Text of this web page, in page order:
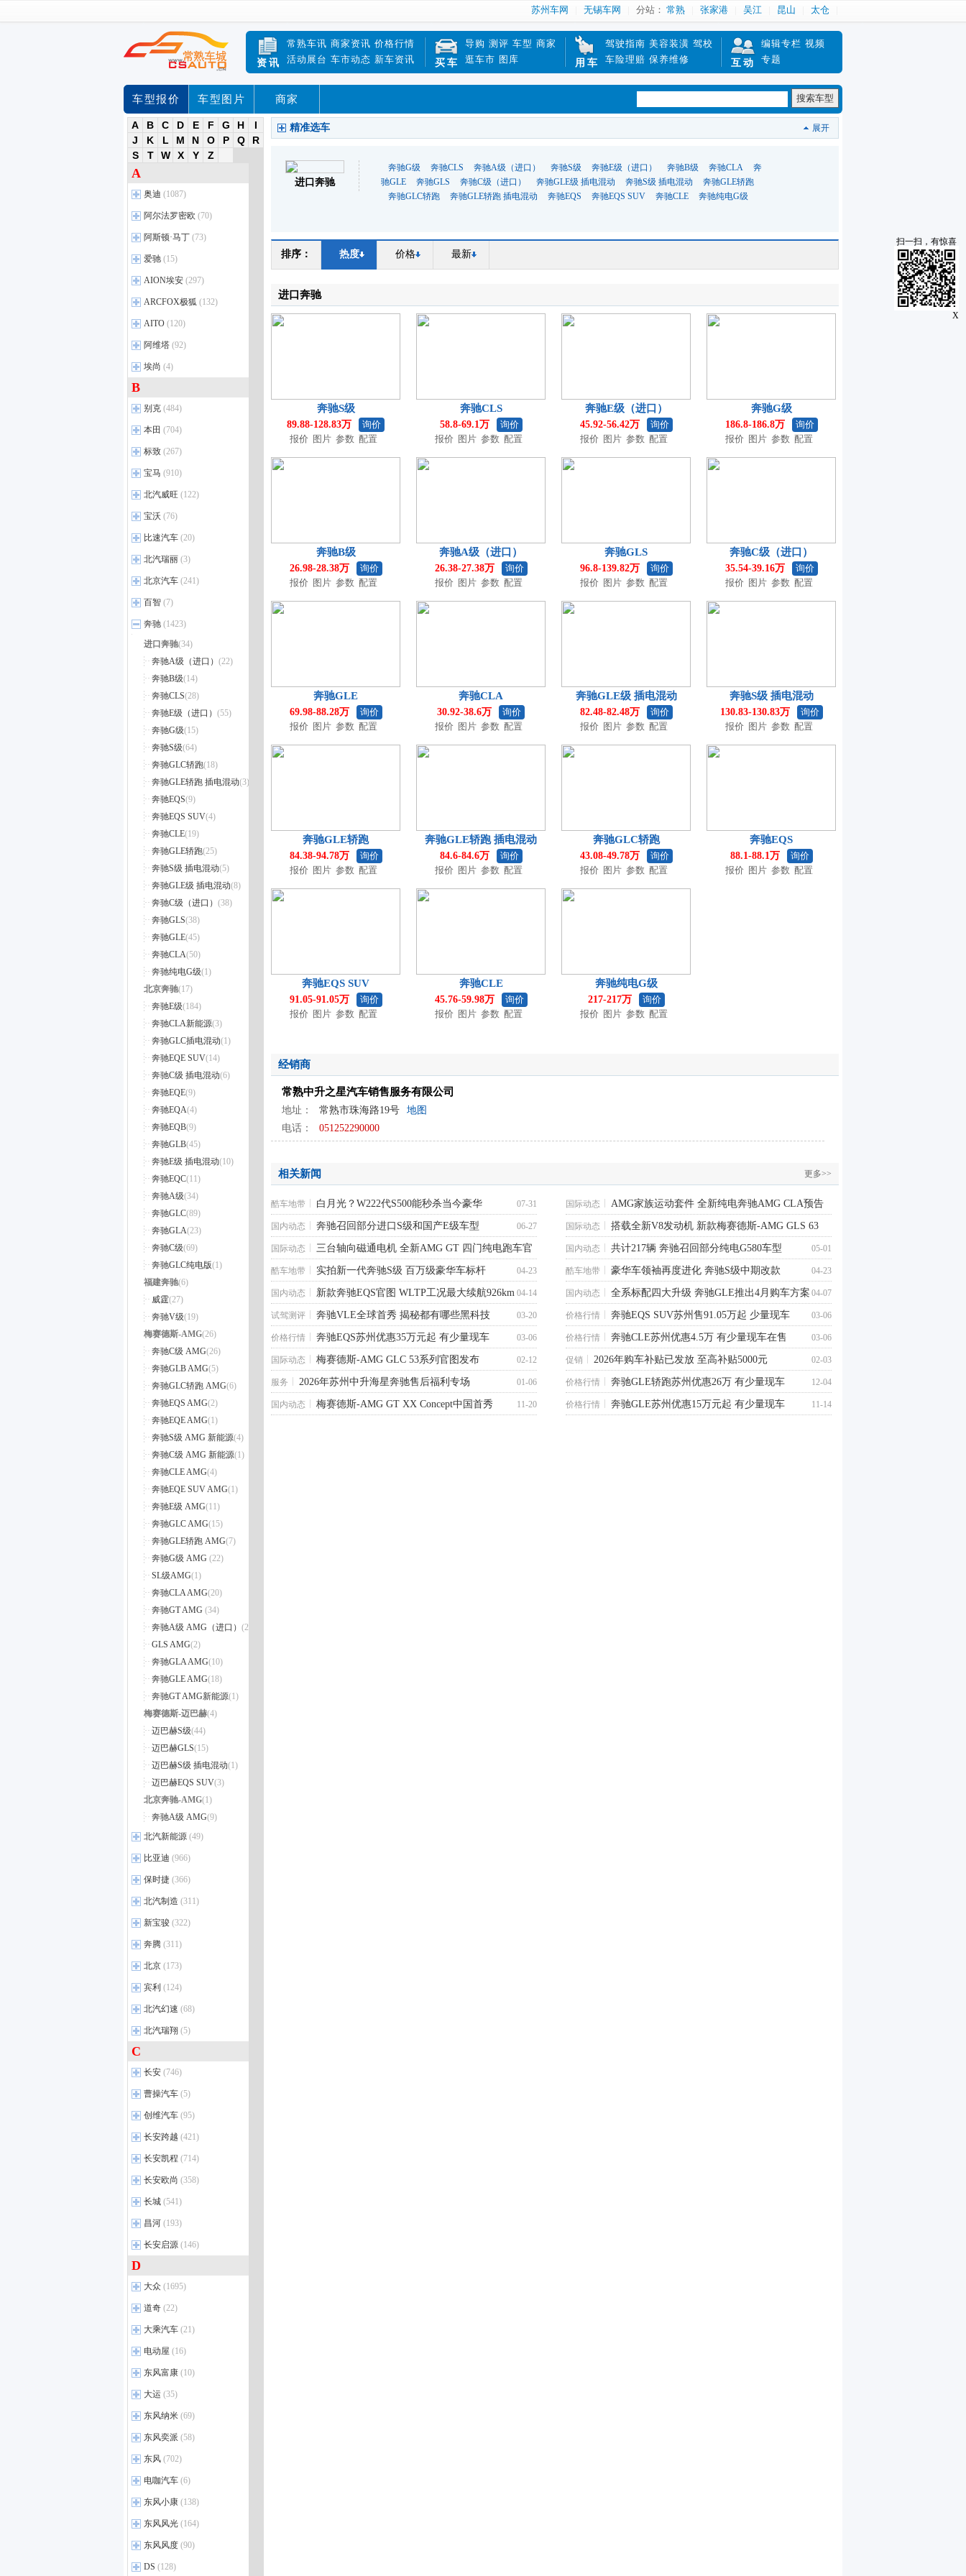
苏州车网 无锡车网 分站： 常熟 张家港 吴江 昆山 太仓
资讯
常熟车讯 商家资讯 价格行情
活动展台 车市动态 新车资讯 买车
导购 测评 车型 商家
逛车市 图库 用车
驾驶指南 美容装潢 驾校
车险理赔 保养维修 互动
编辑专栏 视频
专题
车型报价 车型图片 商家 搜索车型
A B C D E F G H
I
J
K L M N O P Q
R
S
T W X Y Z
A
奥迪 (1087)
进口奥迪(35)
奥迪A5 (35)
奥迪A6
奥迪A7(19)
奥迪A8(45)
奥迪Q7(52)
奥迪S6
(9)
奥迪S7
奥迪R8(15)
奥迪RS e-tron GT
奥迪e-tron GT
奥迪RS Q8(6)
奥迪Q8 (27)
奥迪RS 4(12)
奥迪RS 6(7)
奥迪RS 5
奥迪SQ8(1)
一汽奥迪(17)
奥迪A4L(46)
奥迪A6L(97)
奥迪Q3(68)
奥迪A5L(6)
奥迪Q6L e-tron
奥迪A6L e-tron(4)
奥迪Q4 e-tron(17)
奥迪e-tron(3)
奥迪Q3 Sportback
奥迪Q5L Sportback
奥迪Q2L e-tron(3)
奥迪Q2L (32)
奥迪Q5L(68)
奥迪A6L 插电混动(3)
奥迪A3(115)
奥迪Q6L Sportback e-tron
进口奥迪新能源
上汽奥迪(6)
奥迪A7L(45)
奥迪Q5 e-tron
奥迪Q6(53)
奥迪A5L Sportback(13)
奥迪E5 Sportback(5)
奥迪E7X (5)
阿尔法罗密欧 (70)
阿尔法罗密欧(4)
Giulia朱丽叶
Tonale托纳利
(8)
阿斯顿·马丁 (73)
阿斯顿•马丁
DBS (9)
(16)
DBX(10)
DB12(2)
Valiant
爱驰 (15)
爱驰(2)
爱驰U5 (12)
AION埃安 (297)
埃安(9)
AION S(78)
AION V (91)
AION Y
AION UT
AION N60
ARCFOX极狐 (132)
ARCFOX极狐
极狐 阿尔法T
极狐 考拉S
极狐 阿尔法T6
极狐 阿尔法S6
极狐 阿尔法T5
极狐 考拉(5)
极狐 阿尔法S
AITO (120)
AITO(5)
问界M9
问界M8(24)
问界M6(4)
阿维塔 (92)
阿维塔(6)
阿维塔06
阿维塔06T
埃尚 (4)
埃尚A100C
B
别克 (484)
上汽通用别克
君威(33)
昂科拉
(11)
别克GL8(108)
昂扬(4)
世纪 (11)
别克E4 (4)
昂科拉PLUS
别克GL8插电混动
至境L7(5)
本田 (704)
广汽本田(19)
飞度(20)
雅阁 (33)
奥德赛
e:NP1 极湃2
雅阁e：PHEV
ZR-V致在
(9)
型格(31)
皓影 e：PHEV
广汽本田-绎乐
皓影 (60)
广汽本田VE-1
冠道(33)
缤智(32)
广汽本田P7(3)
东风本田(22)
思域(51)
CR-V(69)
艾力绅(26)
灵悉L(2)
猎光e:NS2(4)
英仕派e:PHEV(3)
HR-V(15)
e:NS1(4)
本田CR-V e:PHEV(6)
LIFE(8)
M-NV(4)
享域(20)
英仕派(27)
UR-V(31)
XR-V(46)
东风本田S7(2)
进口本田 (5)
思域（进口） (5)
标致 (267)
进口标致(10)
东风标致 (21)
标致2008
标致4008(27)
标致5008(28)
标致508L (25)
标致508L PHEV
标致408X
宝马 (910)
华晨宝马 (15)
宝马3系
宝马X1
(39)
宝马i5(16)
宝马iX1(13)
宝马i3
宝马iX3
(9)
宝马X2(34)
宝马5系 插电混动 (17)
宝马X3(29)
宝马1系(14)
宝马2系(6)
进口宝马(32)
宝马5系-进口
宝马7系(70)
宝马X3（进口）(5)
宝马X6(32)
宝马Z4(16)
宝马X2(进口)
宝马iX(8)
宝马i4(10)
宝马i7(14)
宝马X7(35)
宝马6系GT(10)
宝马8系(20)
宝马X4(22)
宝马2系（进口）
宝马4系(58)
宝马7系 插电混动
宝马i5（进口）(2)
进口宝马新能源(1)
进口宝马M (13)
宝马M5(3)
宝马XM(5)
宝马M8(14)
宝马X4 M(5)
宝马X3 M(5)
宝马M2(5)
宝马M4(26)
宝马M3(11)
宝马X6 M(4)
宝马X5 M(6)
宝马M5新能源
北汽威旺 (122)
北汽威旺
北汽威旺新能源
宝沃 (76)
宝沃(4)
宝沃新能源(1)
比速汽车 (20)
比速汽车 (4)
北汽瑞丽 (3)
北汽瑞丽 (1)
北京汽车 (241)
北京汽车
北京U7(6)
百智 (7)
百智 (1)
百智大熊 (7)
奔驰 (1423)
进口奔驰(34)
奔驰A级（进口） (22)
奔驰B级(14)
奔驰CLS(28)
奔驰E级（进口） (55)
奔驰G级(15)
奔驰S级(64)
奔驰GLC轿跑(18)
奔驰GLE轿跑 插电混动(3)
奔驰EQS(9)
奔驰EQS SUV(4)
奔驰CLE(19)
奔驰GLE轿跑(25)
奔驰S级 插电混动(5)
奔驰GLE级 插电混动(8)
奔驰C级（进口） (38)
奔驰GLS(38)
奔驰GLE(45)
奔驰CLA(50)
奔驰纯电G级(1)
北京奔驰(17)
奔驰E级(184)
奔驰CLA新能源(3)
奔驰GLC插电混动(1)
奔驰EQE SUV(14)
奔驰C级 插电混动(6)
奔驰EQE(9)
奔驰EQA(4)
奔驰EQB(9)
奔驰GLB(45)
奔驰E级 插电混动(10)
奔驰EQC(11)
奔驰A级(34)
奔驰GLC(89)
奔驰GLA(23)
奔驰C级(69)
奔驰GLC纯电版(1)
福建奔驰(6)
威霆(27)
奔驰V级(19)
梅赛德斯-AMG(26)
奔驰C级 AMG(26)
奔驰GLB AMG(5)
奔驰GLC轿跑 AMG(6)
奔驰EQS AMG(2)
奔驰EQE AMG(1)
奔驰S级 AMG 新能源(4)
奔驰C级 AMG 新能源(1)
奔驰CLE AMG(4)
奔驰EQE SUV AMG(1)
奔驰E级 AMG(11)
奔驰GLC AMG(15)
奔驰GLE轿跑 AMG(7)
奔驰G级 AMG (22)
SL级AMG(1)
奔驰CLA AMG(20)
奔驰GT AMG (34)
奔驰A级 AMG（进口） (25)
GLS AMG(2)
奔驰GLA AMG(10)
奔驰GLE AMG(18)
奔驰GT AMG新能源(1)
梅赛德斯-迈巴赫(4)
迈巴赫S级(44)
迈巴赫GLS(15)
迈巴赫S级 插电混动(1)
迈巴赫EQS SUV(3)
北京奔驰-AMG(1)
奔驰A级 AMG(9)
北汽新能源 (49)
北汽新能源(9)
比亚迪 (966)
比亚迪 (26)
宋 (7)
宋Pro (12)
秦PLUS DM-i
比亚迪新能源
海豹08 DM-i
比亚迪e7
(3)
海狮05 EV
海豹05 DM-i
海豹06 GT(12)
海豹07 DM-i
宋L DM-i(13)
唐L EV(3)
海豹08 EV
宋Ultra DM-i
宋Ultra EV
海狮06 DM-i
海狮06 EV(8)
海狮07 DM-i
唐L DM
海狮07 EV(8)
比亚迪e9
宋PLUS DM-i
汉DM(35)
宋Pro DM-i
比亚迪e2
保时捷 (366)
保时捷(13)
Cayenne(31)
Panamera
Macan(25)
Panamera E-Hybrid
保时捷718(33)
Taycan(34)
北汽制造 (311)
北汽制造(19)
勇士(59)
鲸卡T7EV
家宝(6)
鲸卡T７(9)
锐胜王牌M7新能源
鲸卡T6(8)
元宝(11)
北汽小河马
锐胜M8新能源
新宝骏 (322)
新宝骏(26)
宝骏KiWi EV
宝骏云朵
宝骏悦也Plus
宝骏云海PHEV
奔腾 (311)
一汽奔腾(21)
奔腾B70
悦意03
(14)
奔腾小马(14)
奔腾M9
奔腾T55(18)
奔腾E01(5)
奔腾T99(24)
一汽奔腾新能源
北京 (173)
北京越野(16)
北京越野BJ40
北京越野BJ90
北京越野BJ30
北京越野BJ60
宾利 (124)
宾利(8)
飞驰(19)
添越PHEV
添越插电混动
飞驰插电混动
北汽幻速 (68)
北汽幻速 (13)
北汽瑞翔 (5)
瑞翔X3(5)
C
长安 (746)
长安汽车 (53)
逸动 (44)
览拓者 (21)
逸达(5)
长安UNI-V 智电iDD
长安CS75 PLUS 智电 iDD
峰景房车
长安F70(2)
长安X5 PLUS
长安UNI-Z PHEV
长安UNI-K智电iDD
长安UNI-V
长安CS15(17)
逸动EV (17)
锐程CC(15)
长安CS85 COUPE
长安CS35 PLUS
长安CS75 PLUS
曹操汽车 (5)
曹操汽车 (1)
曹操60 (5)
创维汽车 (95)
创维汽车 (2)
创维EV6(59)
长安跨越 (421)
长安跨越 (22)
跨越王X5(40)
跨越星V7 EV
新豹T5(5)
跨越王F3(4)
跨越王X3
跨越王X1(54)
跨越者D5
跨越者D5 EV
长安凯程 (714)
长安凯程 (31)
长安星卡
长安星卡L
长安星卡C(10)
神骐T10 EV
神骐T30(29)
凯程F300
神骐T30 EV
长安之星9(4)
睿行M80(63)
睿行M90
睿行M70(13)
睿行EM80(18)
长安星卡EV
长安欧尚 (358)
长安欧尚(29)
欧尚A600
欧尚Z6
(13)
科赛Pro(9)
欧尚X5
欧尚A600 EV
科尚(20)
欧尚X70A
长城 (541)
长城汽车(21)
风骏5(80)
炮EV(9)
山海炮
金刚炮(70)
炮PHEV(8)
长城新能源
昌河 (193)
北汽昌河 (13)
长安启源 (146)
长安启源A05
长安Lumin(19)
长安启源A07
长安猎手K50
D
大众 (1695)
上汽大众
Polo (55)
朗逸
(93)
帕萨特(124)
途铠(29)
威然 (30)
ID.4 X
(32)
ID.6 X(21)
ID.3(26)
途观L 插电混动
途岳
(46)
途观L(76)
途昂(77)
道奇 (22)
道奇(5)
东南道奇 (1)
大乘汽车 (21)
大乘汽车(3)
大乘汽车新能源
电动屋 (16)
电动屋(1)
YOUNG光小新
东风富康 (10)
东风富康
富康ES500(5)
富康ES500 (1)
大运 (35)
大运(3)
悦虎(9)
东风纳米 (69)
东风纳米 (4)
东风纳米EX1
纳米01
(33)
纳米06(5)
东风奕派 (58)
东风奕派(3)
eπ007(29)
奕派M8 (5)
东风 (702)
郑州日产 (20)
帕拉丁(42)
锐骐7 EV
(8)
郑州日产Z9
锐骐6 pro
电咖汽车 (6)
电咖汽车 (1)
东风小康 (138)
东风小康 (34)
东风小康C37
东风小康C56
东风风光 (164)
东风风光 (15)
风光580
东风风度 (90)
东风风度
DS (128)
精准选车 展开
进口奔驰
奔驰G级 奔驰CLS 奔驰A级（进口） 奔驰S级 奔驰E级（进口） 奔驰B级 奔驰CLA
奔
驰GLE
奔驰GLS 奔驰C级（进口） 奔驰GLE级 插电混动 奔驰S级 插电混动
奔驰GLE轿跑
奔驰GLC轿跑
奔驰GLE轿跑 插电混动 奔驰EQS 奔驰EQS SUV 奔驰CLE 奔驰纯电G级
排序： 热度 价格 最新
进口奔驰
奔驰S级
89.88-128.83万
询价
报价 图片 参数 配置
奔驰CLS
58.8-69.1万
询价
报价 图片 参数 配置
奔驰E级（进口）
45.92-56.42万
询价
报价 图片 参数 配置
奔驰G级
186.8-186.8万
询价
报价 图片 参数 配置
奔驰B级
26.98-28.38万
询价
报价 图片 参数 配置
奔驰A级（进口）
26.38-27.38万
询价
报价 图片 参数 配置
奔驰GLS
96.8-139.82万
询价
报价 图片 参数 配置
奔驰C级（进口）
35.54-39.16万
询价
报价 图片 参数 配置
奔驰GLE
69.98-88.28万
询价
报价 图片 参数 配置
奔驰CLA
30.92-38.6万
询价
报价 图片 参数 配置
奔驰GLE级 插电混动
82.48-82.48万
询价
报价 图片 参数 配置
奔驰S级 插电混动
130.83-130.83万
询价
报价 图片 参数 配置
奔驰GLE轿跑
84.38-94.78万
询价
报价 图片 参数 配置
奔驰GLE轿跑 插电混动
84.6-84.6万
询价
报价 图片 参数 配置
奔驰GLC轿跑
43.08-49.78万
询价
报价 图片 参数 配置
奔驰EQS
88.1-88.1万
询价
报价 图片 参数 配置
奔驰EQS SUV
91.05-91.05万
询价
报价 图片 参数 配置
奔驰CLE
45.76-59.98万
询价
报价 图片 参数 配置
奔驰纯电G级
217-217万
询价
报价 图片 参数 配置
经销商
常熟中升之星汽车销售服务有限公司
地址： 常熟市珠海路19号
地图
电话：
051252290000
相关新闻 更多>>
酷车地带 白月光？W222代S500能秒杀当今豪华 07-31 国际动态 AMG家族运动套件 全新纯电奔驰AMG CLA预告
图 07-09
国内动态 奔驰召回部分进口S级和国产E级车型 06-27 国际动态 搭载全新V8发动机 新款梅赛德斯-AMG GLS 63
06-16
国际动态 三台轴向磁通电机 全新AMG GT 四门纯电跑车官
图 05-20
国内动态 共计217辆 奔驰召回部分纯电G580车型 05-01
酷车地带 实拍新一代奔驰S级 百万级豪华车标杆 04-23 酷车地带 豪华车领袖再度进化 奔驰S级中期改款 04-23
国内动态 新款奔驰EQS官图 WLTP工况最大续航926km 04-14 国内动态 全系标配四大升级 奔驰GLE推出4月购车方案 04-07
试驾测评 奔驰VLE全球首秀 揭秘都有哪些黑科技 03-20 价格行情 奔驰EQS SUV苏州售91.05万起 少量现车 03-06
价格行情 奔驰EQS苏州优惠35万元起 有少量现车 03-06 价格行情 奔驰CLE苏州优惠4.5万 有少量现车在售 03-06
国际动态 梅赛德斯-AMG GLC 53系列官图发布 02-12 促销 2026年购车补贴已发放 至高补贴5000元 02-03
服务 2026年苏州中升海星奔驰售后福利专场 01-06 价格行情 奔驰GLE轿跑苏州优惠26万 有少量现车 12-04
国内动态 梅赛德斯-AMG GT XX Concept中国首秀 11-20 价格行情 奔驰GLE苏州优惠15万元起 有少量现车 11-14
扫一扫，有惊喜
X